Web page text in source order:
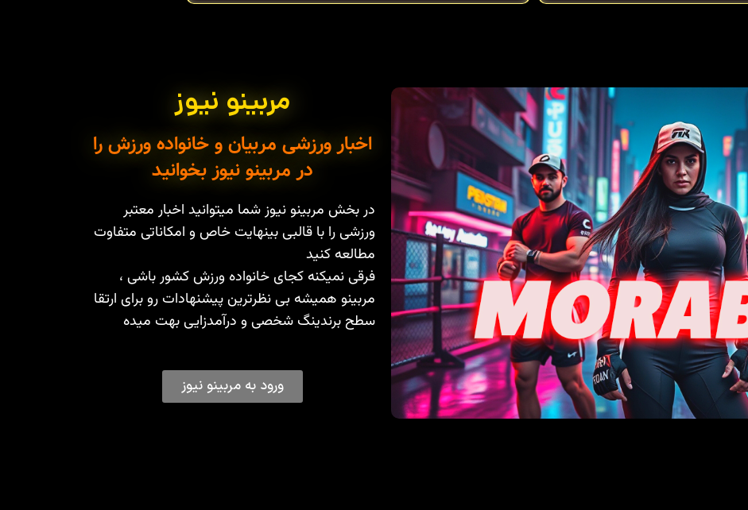
مربینو نیوز
اخبار ورزشی مربیان و خانواده ورزش را
در مربینو نیوز بخوانید
در بخش مربینو نیوز شما میتوانید اخبار معتبر
ورزشی را با قالبی بینهایت خاص و امکاناتی متفاوت
مطالعه کنید
فرقی نمیکنه کجای خانواده ورزش کشور باشی ،
مربینو همیشه بی نظرترین پیشنهادات رو برای ارتقا
سطح برندینگ شخصی و درآمدزایی بهت میده
ورود به مربینو نیوز